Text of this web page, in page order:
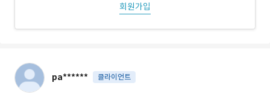
회원가입
pa****** 클라이언트